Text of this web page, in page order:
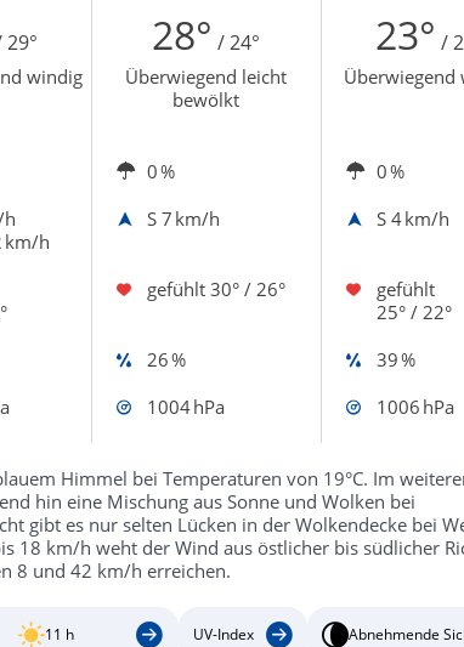
29° 28° / 24° 23° /
windig
Überwiegend leicht
bewölkt
Überwiegend
0 %
0 %
h
km/h
S 7 km/h S 4 km/h
gefühlt 30° / 26°
gefühlt
25° / 22°
26 %
39 %
1004 hPa 1006 hPa
Himmel bei Temperaturen von 19°C. Im
hin eine Mischung aus Sonne und Wolken bei
gibt es nur selten Lücken in der Wolkendecke bei
18 km/h weht der Wind aus östlicher bis südlicher
8 und 42 km/h erreichen.
11 h UV-Index Abnehmende